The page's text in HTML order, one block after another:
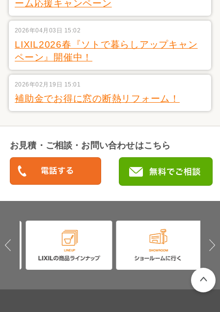
ーム応援キャンペーン
2026年04月03日 15:02
LIXIL2026春『ソトで暮らしアップキャン
ペーン』開催中！
2026年02月19日 15:01
補助金でお得に窓の断熱リフォーム！
お見積・ご相談・お問い合わせはこちら